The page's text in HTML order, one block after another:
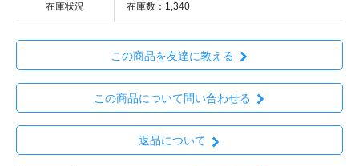
在庫状況 在庫数：1,340
この商品を友達に教える
この商品について問い合わせる
返品について